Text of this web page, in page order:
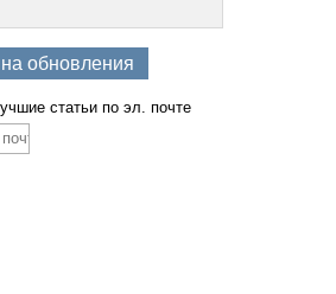
обновления
статьи по эл. почте